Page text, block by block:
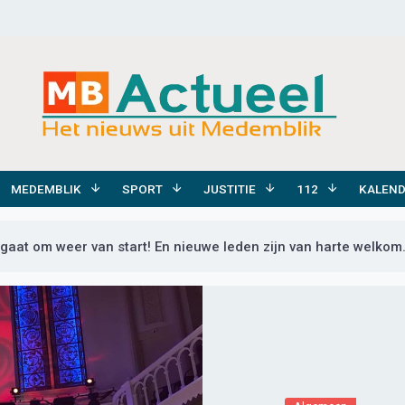
MEDEMBLIK SPORT JUSTITIE 112
om weer van start! En nieuwe leden zijn van harte welkom.